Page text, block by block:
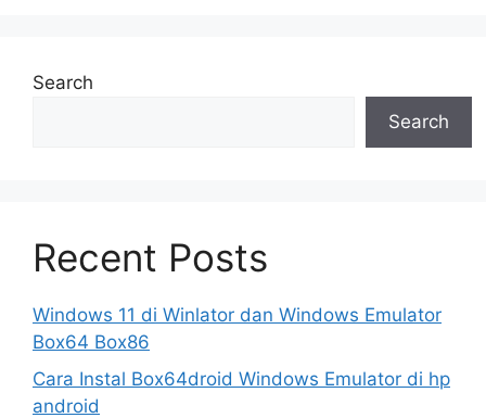
Search
Search
Recent Posts
Windows 11 di Winlator dan Windows Emulator
Box64 Box86
Cara Instal Box64droid Windows Emulator di hp
android